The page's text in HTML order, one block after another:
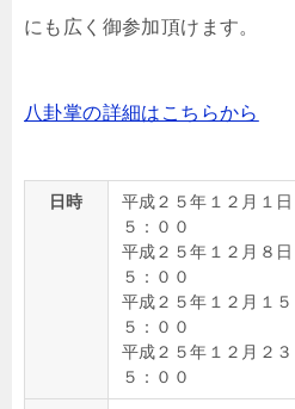
にも広く御参加頂けます。
八卦掌の詳細はこちらから
日時
平成２５年１２月１
５：００
平成２５年１２月８
５：００
平成２５年１２月１
５：００
平成２５年１２月２
５：００